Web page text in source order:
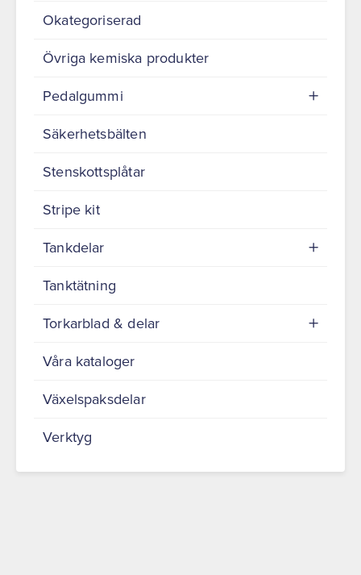
Okategoriserad
Övriga kemiska produkter
Pedalgummi
Säkerhetsbälten
Stenskottsplåtar
Stripe kit
Tankdelar
Tanktätning
Torkarblad & delar
Våra kataloger
Växelspaksdelar
Verktyg